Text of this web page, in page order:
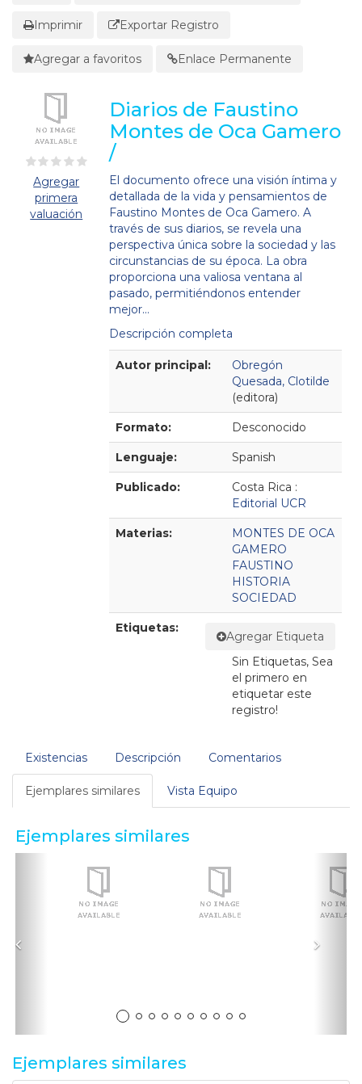
Imprimir Exportar Registro
Agregar a favoritos Enlace Permanente
Agregar
primera
valuación
Diarios de Faustino
Montes de Oca Gamero
/
El documento ofrece una visión íntima y
detallada de la vida y pensamientos de
Faustino Montes de Oca Gamero. A
través de sus diarios, se revela una
perspectiva única sobre la sociedad y las
circunstancias de su época. La obra
proporciona una valiosa ventana al
pasado, permitiéndonos entender
mejor...
Descripción completa
Detalles Bibliográficos
Autor principal:
Obregón
Quesada, Clotilde
(editora)
Formato: Desconocido
Lenguaje: Spanish
Publicado:
Costa Rica :
Editorial UCR
Materias:
MONTES DE OCA
GAMERO
FAUSTINO
HISTORIA
SOCIEDAD
Etiquetas:
Agregar Etiqueta
Sin Etiquetas, Sea
el primero en
etiquetar este
registro!
Existencias Descripción Comentarios
Ejemplares similares Vista Equipo
Ejemplares similares
Anterior
Ejemplares similares